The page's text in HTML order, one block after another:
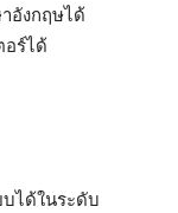
อังกฤษได้
อร์ได้
ได้ในระดับ